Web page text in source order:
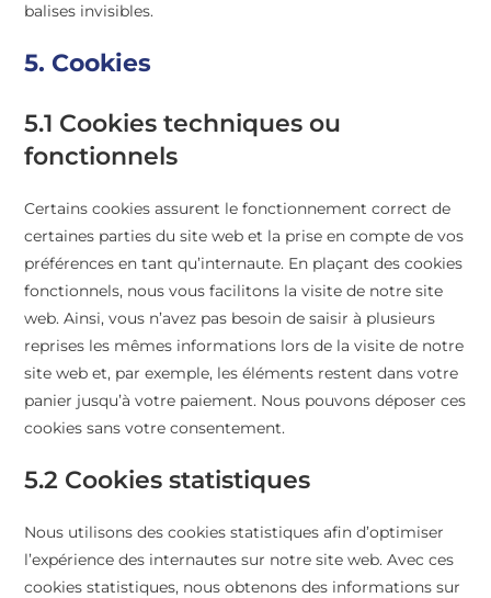
balises invisibles.
5. Cookies
5.1 Cookies techniques ou
fonctionnels
Certains cookies assurent le fonctionnement correct de
certaines parties du site web et la prise en compte de vos
préférences en tant qu’internaute. En plaçant des cookies
fonctionnels, nous vous facilitons la visite de notre site
web. Ainsi, vous n’avez pas besoin de saisir à plusieurs
reprises les mêmes informations lors de la visite de notre
site web et, par exemple, les éléments restent dans votre
panier jusqu’à votre paiement. Nous pouvons déposer ces
cookies sans votre consentement.
5.2 Cookies statistiques
Nous utilisons des cookies statistiques afin d’optimiser
l’expérience des internautes sur notre site web. Avec ces
cookies statistiques, nous obtenons des informations sur